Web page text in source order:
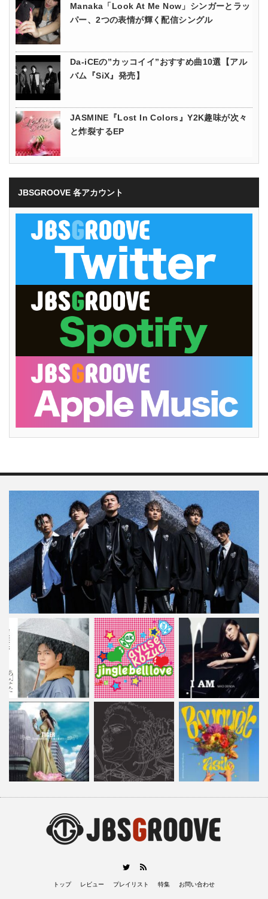
Manaka「Look At Me Now」シンガーとラッ
パー、2つの表情が輝く配信シングル
Da-iCEの”カッコイイ”おすすめ曲10選【アル
バム『SiX』発売】
JASMINE『Lost In Colors』Y2K趣味が次々
と炸裂するEP
JBSGROOVE 各アカウント
Twitter
トップ レビュー プレイリスト 特集 お問い合わせ